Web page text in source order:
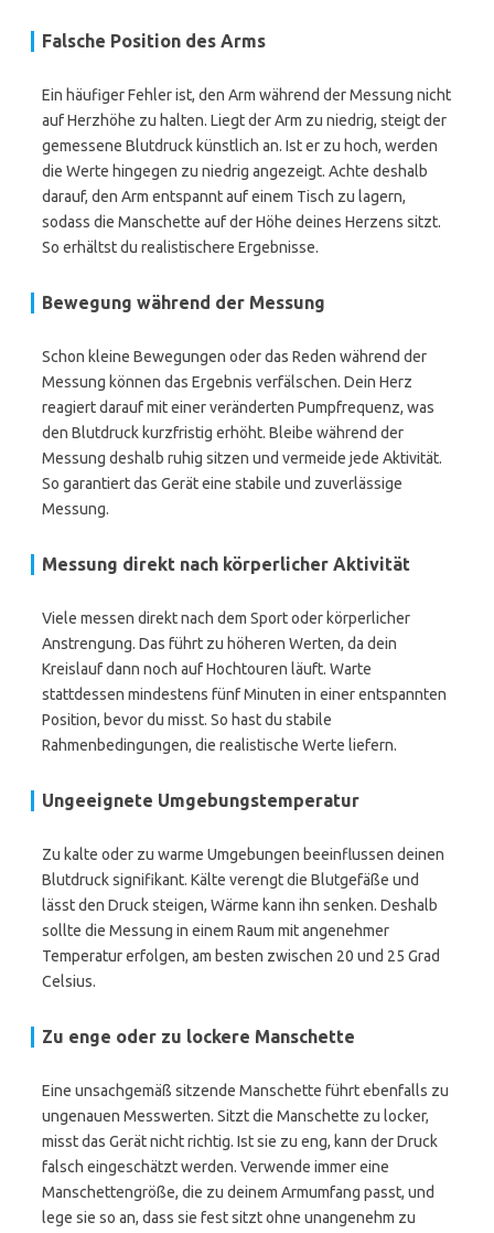
Falsche Position des Arms
Ein häufiger Fehler ist, den Arm während der Messung nicht
auf Herzhöhe zu halten. Liegt der Arm zu niedrig, steigt der
gemessene Blutdruck künstlich an. Ist er zu hoch, werden
die Werte hingegen zu niedrig angezeigt. Achte deshalb
darauf, den Arm entspannt auf einem Tisch zu lagern,
sodass die Manschette auf der Höhe deines Herzens sitzt.
So erhältst du realistischere Ergebnisse.
Bewegung während der Messung
Schon kleine Bewegungen oder das Reden während der
Messung können das Ergebnis verfälschen. Dein Herz
reagiert darauf mit einer veränderten Pumpfrequenz, was
den Blutdruck kurzfristig erhöht. Bleibe während der
Messung deshalb ruhig sitzen und vermeide jede Aktivität.
So garantiert das Gerät eine stabile und zuverlässige
Messung.
Messung direkt nach körperlicher Aktivität
Viele messen direkt nach dem Sport oder körperlicher
Anstrengung. Das führt zu höheren Werten, da dein
Kreislauf dann noch auf Hochtouren läuft. Warte
stattdessen mindestens fünf Minuten in einer entspannten
Position, bevor du misst. So hast du stabile
Rahmenbedingungen, die realistische Werte liefern.
Ungeeignete Umgebungstemperatur
Zu kalte oder zu warme Umgebungen beeinflussen deinen
Blutdruck signifikant. Kälte verengt die Blutgefäße und
lässt den Druck steigen, Wärme kann ihn senken. Deshalb
sollte die Messung in einem Raum mit angenehmer
Temperatur erfolgen, am besten zwischen 20 und 25 Grad
Celsius.
Zu enge oder zu lockere Manschette
Eine unsachgemäß sitzende Manschette führt ebenfalls zu
ungenauen Messwerten. Sitzt die Manschette zu locker,
misst das Gerät nicht richtig. Ist sie zu eng, kann der Druck
falsch eingeschätzt werden. Verwende immer eine
Manschettengröße, die zu deinem Armumfang passt, und
lege sie so an, dass sie fest sitzt ohne unangenehm zu